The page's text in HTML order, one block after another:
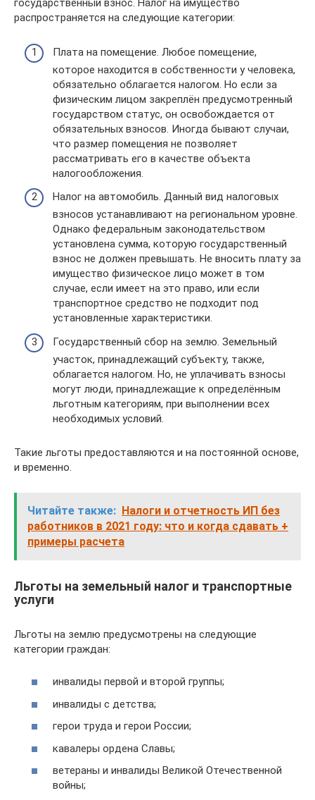
государственный взнос. Налог на имущество
распространяется на следующие категории:
Плата на помещение. Любое помещение,
которое находится в собственности у человека,
обязательно облагается налогом. Но если за
физическим лицом закреплён предусмотренный
государством статус, он освобождается от
обязательных взносов. Иногда бывают случаи,
что размер помещения не позволяет
рассматривать его в качестве объекта
налогообложения.
Налог на автомобиль. Данный вид налоговых
взносов устанавливают на региональном уровне.
Однако федеральным законодательством
установлена сумма, которую государственный
взнос не должен превышать. Не вносить плату за
имущество физическое лицо может в том
случае, если имеет на это право, или если
транспортное средство не подходит под
установленные характеристики.
Государственный сбор на землю. Земельный
участок, принадлежащий субъекту, также,
облагается налогом. Но, не уплачивать взносы
могут люди, принадлежащие к определённым
льготным категориям, при выполнении всех
необходимых условий.
Такие льготы предоставляются и на постоянной основе,
и временно.
Читайте также: Налоги и отчетность ИП без
работников в 2021 году: что и когда сдавать +
примеры расчета
Льготы на земельный налог и транспортные
услуги
Льготы на землю предусмотрены на следующие
категории граждан:
инвалиды первой и второй группы;
инвалиды с детства;
герои труда и герои России;
кавалеры ордена Славы;
ветераны и инвалиды Великой Отечественной
войны;